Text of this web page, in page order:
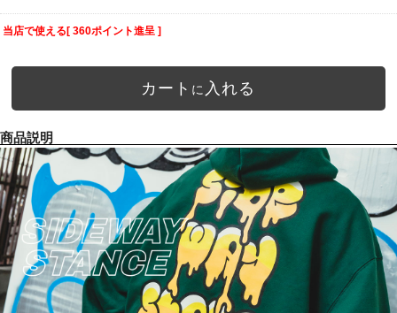
当店で使える[ 360ポイント進呈 ]
カート に 入れる
商品説明